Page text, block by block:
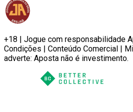
+18 | Jogue com responsabilidade
Condições | Conteúdo Comercial |
adverte: Aposta não é investimento.